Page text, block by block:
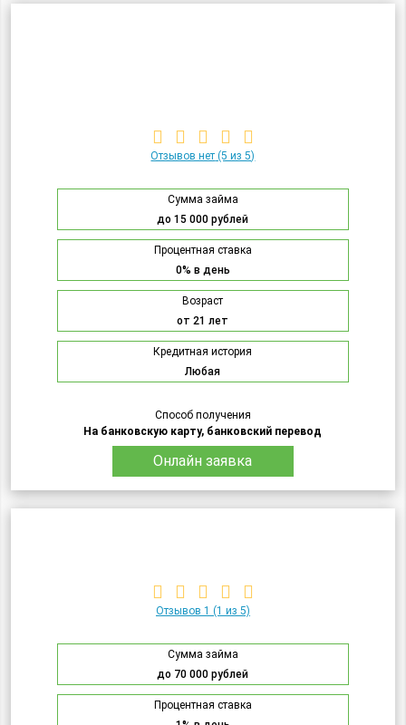
Отзывов нет (5 из 5)
Сумма займа
до 15 000 рублей
Процентная ставка
0% в день
Возраст
от 21 лет
Кредитная история
Любая
Способ получения
На банковскую карту, банковский перевод
Онлайн заявка
Отзывов 1 (1 из 5)
Сумма займа
до 70 000 рублей
Процентная ставка